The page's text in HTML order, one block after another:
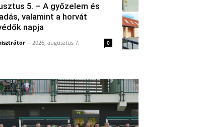
5. – A győzelem és
valamint a horvát
napja
- 2026, augusztus 7. 0